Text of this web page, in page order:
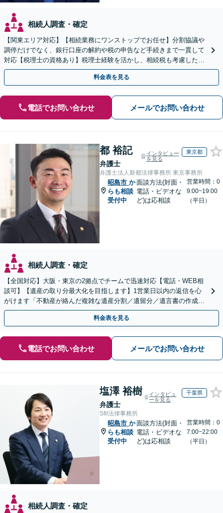
相続人調査・確定
【関東エリア対応】【相続業務にワンストップでお任せ】分割協議や
調停だけでなく、銀行口座の解約や税の申告など手続きまで一貫して
対応【税理士の資格あり】税理士経験を活かし、相続税も考慮した相
続手続きもお任せください【初回相談無料】生前贈与も対応
料金表を見る
電話でお問い合わせ メールでお問い合わせ
都 裕記
弁護士
インタビュー
を見る
東京都
弁護士法人新都法律事務所 東京事務所
昭島市 か
らも相談
受付中
面談方法(対面・
電話・ビデオな
ど)は応相談
営業時間：0
9:00~19:00
（平日）
相続人調査・確定
【全国対応】大阪・東京の2拠点でチームで迅速対応【電話・WEB相
談可】【遺産の取り分最大化を目指します】1営業日以内の返信を心
がけます「不動産が絡んだ複雑な遺産分割／遺留分／遺言書の作成・
執行／事業承継など、お任せください」【休日相談あり】
料金表を見る
電話でお問い合わせ メールでお問い合わせ
塩澤 裕樹
弁護士
インタビュ
ーを見る
千葉県
Sfil法律事務所
昭島市 か
らも相談
受付中
面談方法(対面・
電話・ビデオな
ど)は応相談
営業時間：0
7:00~22:00
（平日）
相続人調査・確定